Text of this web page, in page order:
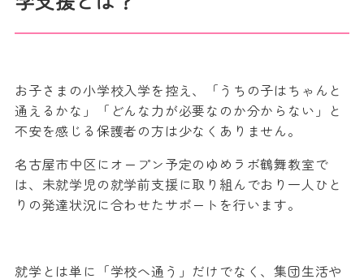
お子さまの小学校入学を控え、「うちの子はちゃんと
通えるかな」「どんな力が必要なのか分からない」と
不安を感じる保護者の方は少なくありません。
名古屋市中区にオープン予定のゆめラボ鶴舞教室で
は、未就学児の就学前支援に取り組んでおり一人ひと
りの発達状況に合わせたサポートを行います。
就学とは単に「学校へ通う」だけでなく、集団生活や